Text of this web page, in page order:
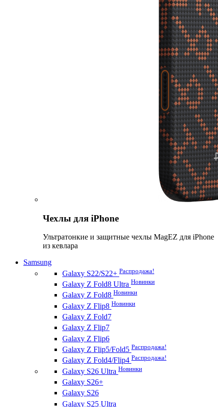
Чехлы для iPhone
Ультратонкие и защитные чехлы MagEZ для iPhone
из кевлара
Samsung
Galaxy S22/S22+ Распродажа!
Galaxy Z Fold8 Ultra Новинки
Galaxy Z Fold8 Новинки
Galaxy Z Flip8 Новинки
Galaxy Z Fold7
Galaxy Z Flip7
Galaxy Z Flip6
Galaxy Z Flip5/Fold5 Распродажа!
Galaxy Z Fold4/Flip4 Распродажа!
Galaxy S26 Ultra Новинки
Galaxy S26+
Galaxy S26
Galaxy S25 Ultra